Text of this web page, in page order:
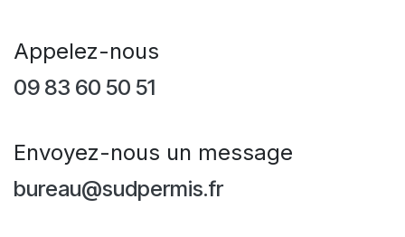
Appelez-nous
09 83 60 50 51
Envoyez-nous un message
bureau@sudpermis.fr